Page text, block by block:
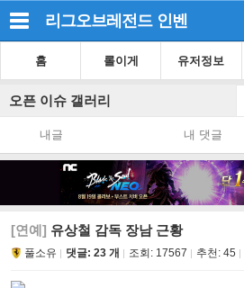
리그오브레전드 인벤
홈 롤이게 유저정보
오픈 이슈 갤러리
내글 내 댓글
[연예] 유상철 감독 장남 근황
풀소유 댓글: 23 개 조회: 17567 추천: 45